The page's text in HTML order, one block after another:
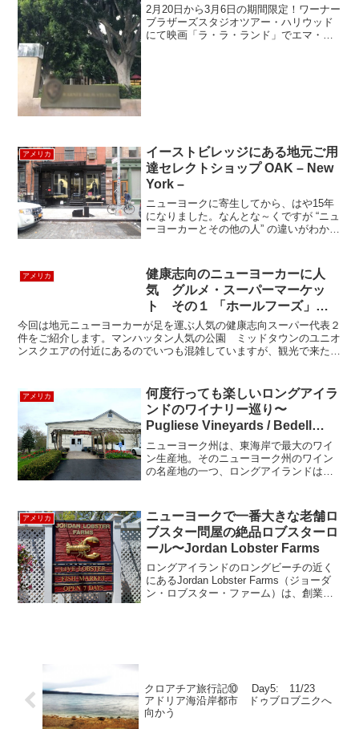
2月20日から3月6日の期間限定！ワーナー
ブラザーズスタジオツアー・ハリウッド
にて映画「ラ・ラ・ランド」でエマ・ス
アメリカ
イーストビレッジにある地元ご用
達セレクトショップ OAK – New
York –
ニューヨークに寄生してから、はや15年
になりました。なんとな～くですが “ニュ
ーヨーカーとその他の人” の違いがわかる
方や身のこなし方、もしくは服装が全然
ちがうので、...
アメリカ
健康志向のニューヨーカーに人
気 グルメ・スーパーマーケッ
ト その１ 「ホールフーズ」
”WHOLE FOODS”
今回は地元ニューヨーカーが足を運ぶ人気の健康志向スーパー代表２
件をご紹介します。マンハッタン人気の公園 ミッドタウンのユニオ
ンスクエアの付近にあるのでいつも混雑していますが、観光で来た
アメリカ
何度行っても楽しいロングアイラ
ンドのワイナリー巡り〜
Pugliese Vineyards / Bedell
Cellars / Corey Creek Tap Room
ニューヨーク州は、東海岸で最大のワイ
ン生産地。そのニューヨーク州のワイン
の名産地の一つ、ロングアイランドは、
の北側の半島ノースフォークには、約40
軒ものワイナリーが点在...
アメリカ
ニューヨークで一番大きな老舗ロ
ブスター問屋の絶品ロブスターロ
ール〜Jordan Lobster Farms
ロングアイランドのロングビーチの近く
にあるJordan Lobster Farms（ジョーダ
ン・ロブスター・ファーム）は、創業
クロアチア旅行記⑩ Day5: 11/23
アドリア海沿岸都市 ドゥブロブニクへ
向かう